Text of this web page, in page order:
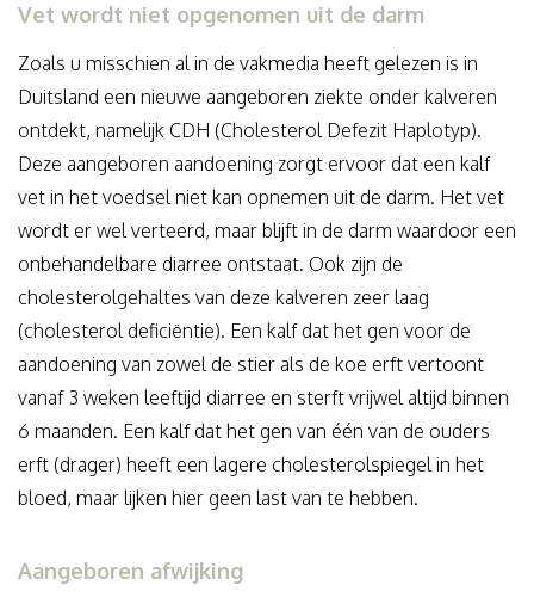
Vet wordt niet opgenomen uit de darm
Zoals u misschien al in de vakmedia heeft gelezen is in
Duitsland een nieuwe aangeboren ziekte onder kalveren
ontdekt, namelijk CDH (Cholesterol Defezit Haplotyp).
Deze aangeboren aandoening zorgt ervoor dat een kalf
vet in het voedsel niet kan opnemen uit de darm. Het vet
wordt er wel verteerd, maar blijft in de darm waardoor een
onbehandelbare diarree ontstaat. Ook zijn de
cholesterolgehaltes van deze kalveren zeer laag
(cholesterol deficiëntie). Een kalf dat het gen voor de
aandoening van zowel de stier als de koe erft vertoont
vanaf 3 weken leeftijd diarree en sterft vrijwel altijd binnen
6 maanden. Een kalf dat het gen van één van de ouders
erft (drager) heeft een lagere cholesterolspiegel in het
bloed, maar lijken hier geen last van te hebben.
Aangeboren afwijking